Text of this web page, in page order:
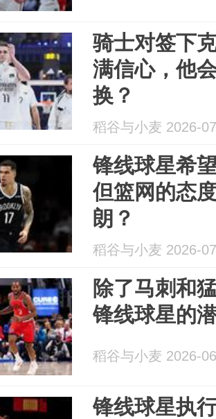
骑士对签下
满信心，他
换？
稻谷与小麦 2026-
锋线球星希
但篮网的态
朗？
稻谷与小麦 2026-
除了马刺和
锋线球星的
稻谷与小麦 2026-
锋线球星执